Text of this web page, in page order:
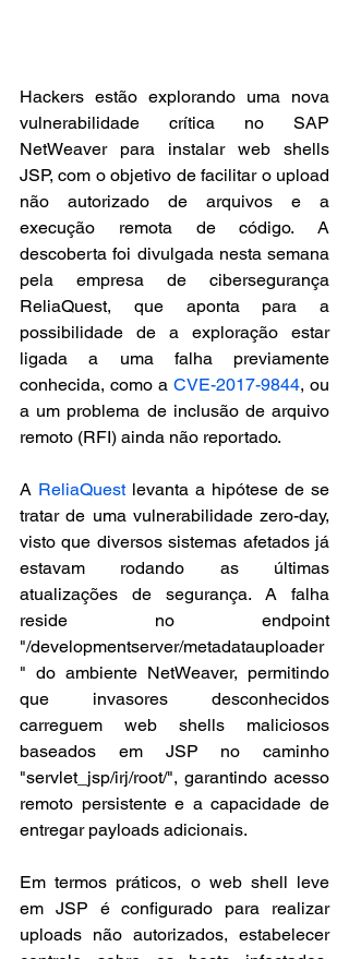
Hackers estão explorando uma nova
vulnerabilidade crítica no SAP
NetWeaver para instalar web shells
JSP, com o objetivo de facilitar o upload
não autorizado de arquivos e a
execução remota de código. A
descoberta foi divulgada nesta semana
pela empresa de cibersegurança
ReliaQuest, que aponta para a
possibilidade de a exploração estar
ligada a uma falha previamente
conhecida, como a CVE-2017-9844, ou
a um problema de inclusão de arquivo
remoto (RFI) ainda não reportado.
A ReliaQuest levanta a hipótese de se
tratar de uma vulnerabilidade zero-day,
visto que diversos sistemas afetados já
estavam rodando as últimas
atualizações de segurança. A falha
reside no endpoint
"/developmentserver/metadatauploader
" do ambiente NetWeaver, permitindo
que invasores desconhecidos
carreguem web shells maliciosos
baseados em JSP no caminho
"servlet_jsp/irj/root/", garantindo acesso
remoto persistente e a capacidade de
entregar payloads adicionais.
Em termos práticos, o web shell leve
em JSP é configurado para realizar
uploads não autorizados, estabelecer